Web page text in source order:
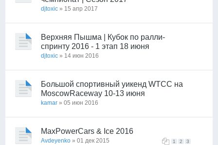
djtoxic » 15 апр 2017
Верхняя Пышма | Кубок по ралли-
спринту 2016 - 1 этап 18 июня
djtoxic » 14 июн 2016
Большой спортивный уикенд WTCC на
MoscowRaceway 10-13 июня
kamar » 05 июн 2016
MaxPowerCars & Ice 2016
1 2 3
Avdeyenko » 01 дек 2015